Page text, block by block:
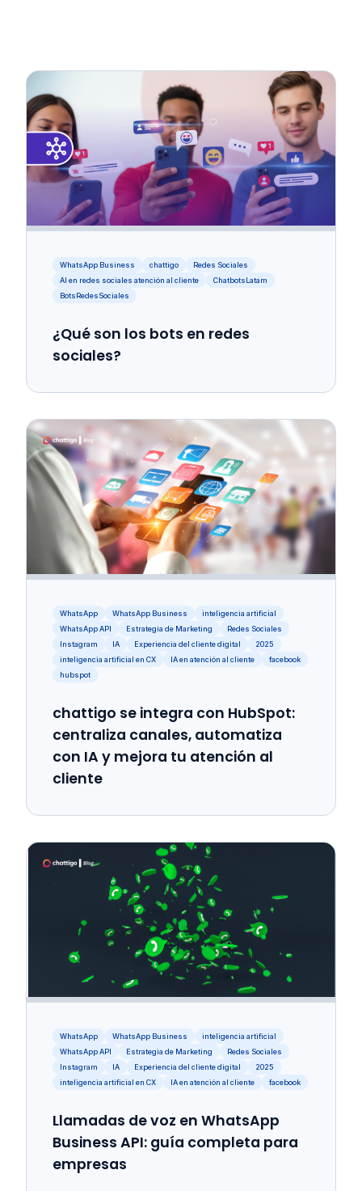
WhatsApp Business chattigo
Redes Sociales
AI en redes sociales atención al cliente
ChatbotsLatam
BotsRedesSociales
¿Qué son los bots en redes
sociales?
WhatsApp WhatsApp Business
inteligencia artificial
WhatsApp API
Estrategia de Marketing
Redes Sociales
Instagram
IA Experiencia del cliente digital
2025
inteligencia artificial en CX
IA en atención al cliente
facebook
hubspot
chattigo se integra con HubSpot:
centraliza canales, automatiza
con IA y mejora tu atención al
cliente
WhatsApp WhatsApp Business
inteligencia artificial
WhatsApp API
Estrategia de Marketing
Redes Sociales
Instagram
IA Experiencia del cliente digital
2025
inteligencia artificial en CX
IA en atención al cliente facebook
Llamadas de voz en WhatsApp
Business API: guía completa para
empresas